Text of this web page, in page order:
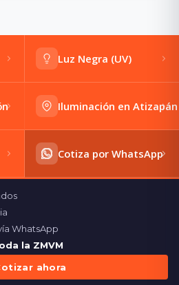
Luz Negra (UV)
Iluminación en Atizapán
Cotiza por WhatsApp
WhatsApp
la ZMVM
ahora